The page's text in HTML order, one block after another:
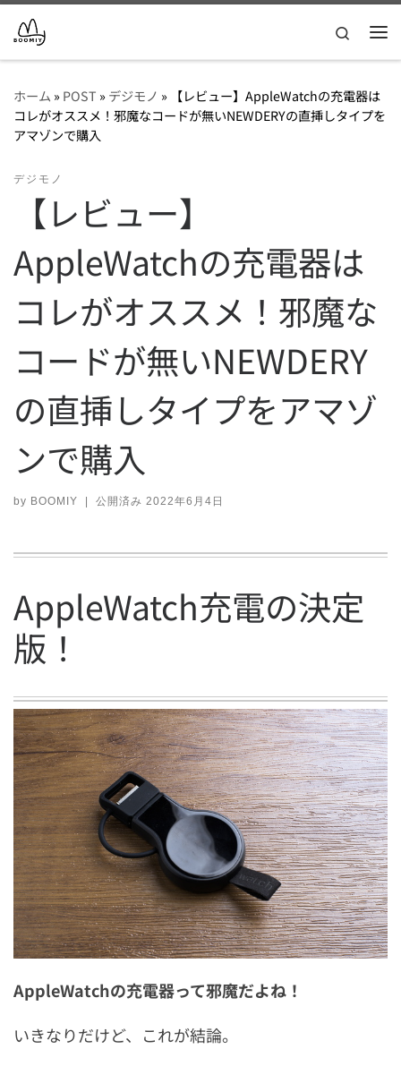
コンテンツへスキップ
Search
ホーム » POST » デジモノ »
【レビュー】AppleWatchの充電器は
コレがオススメ！邪魔なコードが無いNEWDERYの直挿しタイプを
アマゾンで購入
デジモノ
【レビュー】
AppleWatchの充電器は
コレがオススメ！邪魔な
コードが無いNEWDERY
の直挿しタイプをアマゾ
ンで購入
by BOOMIY 公開済み 2022年6月4日
AppleWatch充電の決定
版！
AppleWatchの充電器って邪魔だよね！
いきなりだけど、これが結論。